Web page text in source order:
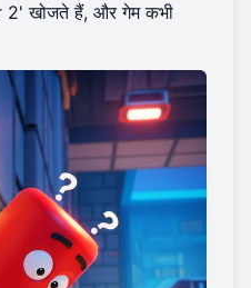
खोजते हैं, और गेम कभी